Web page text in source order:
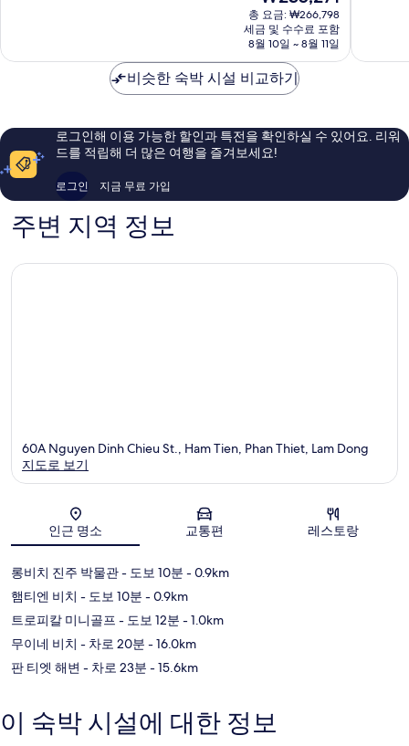
변
최
이
후
기
재
요
금
₩235,271
총 요금: ₩266,798
세금 및 수수료 포함
8월 10일 ~ 8월 11일
매
해
요,
비슷한 숙박 시설 비교하기
로그인해 이용 가능한 할인과 특전을 확인하실 수 있어요. 리워
드를 적립해 더 많은 여행을 즐겨보세요!
로그인 지금 무료 가입
주변 지역 정보
지도
60A Nguyen Dinh Chieu St., Ham Tien, Phan Thiet, Lam Dong
지도로 보기
인근 명소 교통편 레스토랑
롱비치 진주 박물관- 도보 10분 - 0.9km
햄티엔 비치 - 도보 10분 - 0.9km
트로피칼 미니골프 - 도보 12분 - 1.0km
무이네 비치 - 차로 20분 - 16.0km
판 티엣 해변 - 차로 23분 - 15.6km
이 숙박 시설에 대한 정보